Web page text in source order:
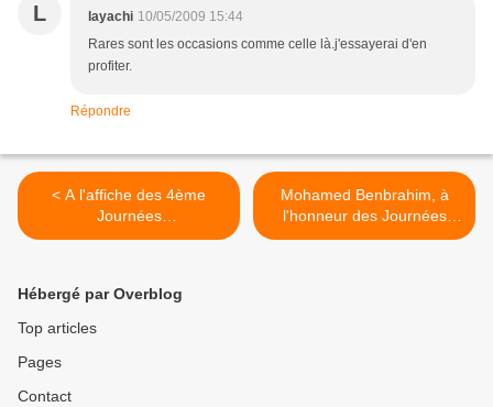
L layachi 10/05/2009 15:44
Rares sont les occasions comme celle là.j'essayerai d'en
profiter.
Répondre
< A l'affiche des 4ème
Journées
Cinématographiques de
Mohamed Benbrahim, à
l'honneur des Journées
Ciné de Safi ! >
Hébergé par Overblog
Top articles
Pages
Contact